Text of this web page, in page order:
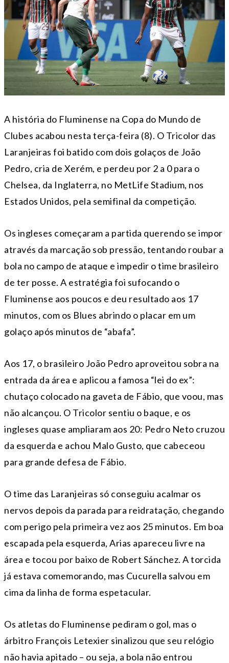
A história do Fluminense na Copa do Mundo de
Clubes acabou nesta terça-feira (8). O Tricolor das
Laranjeiras foi batido com dois golaços de João
Pedro, cria de Xerém, e perdeu por 2 a 0 para o
Chelsea, da Inglaterra, no MetLife Stadium, nos
Estados Unidos, pela semifinal da competição.
Os ingleses começaram a partida querendo se impor
através da marcação sob pressão, tentando roubar a
bola no campo de ataque e impedir o time brasileiro
de ter posse. A estratégia foi sufocando o
Fluminense aos poucos e deu resultado aos 17
minutos, com os Blues abrindo o placar em um
golaço após minutos de “abafa”.
Aos 17, o brasileiro João Pedro aproveitou sobra na
entrada da área e aplicou a famosa “lei do ex”:
chutaço colocado na gaveta de Fábio, que voou, mas
não alcançou. O Tricolor sentiu o baque, e os
ingleses quase ampliaram aos 20: Pedro Neto cruzou
da esquerda e achou Malo Gusto, que cabeceou
para grande defesa de Fábio.
O time das Laranjeiras só conseguiu acalmar os
nervos depois da parada para reidratação, chegando
com perigo pela primeira vez aos 25 minutos. Em boa
escapada pela esquerda, Arias apareceu livre na
área e tocou por baixo de Robert Sánchez. A torcida
já estava comemorando, mas Cucurella salvou em
cima da linha de forma espetacular.
Os atletas do Fluminense pediram o gol, mas o
árbitro François Letexier sinalizou que seu relógio
não havia apitado – ou seja, a bola não entrou